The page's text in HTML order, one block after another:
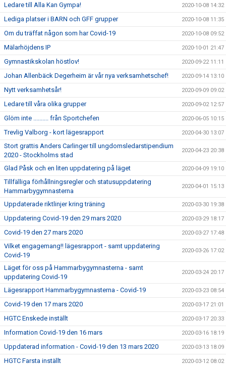
Ledare till Alla Kan Gympa! 2020-10-08 14:32
Lediga platser i BARN och GFF grupper 2020-10-08 11:35
Om du träffat någon som har Covid-19 2020-10-08 09:52
Mälarhöjdens IP 2020-10-01 21:47
Gymnastikskolan höstlov! 2020-09-22 11:11
Johan Allenbäck Degerheim är vår nya verksamhetschef! 2020-09-14 13:10
Nytt verksamhetsår! 2020-09-09 09:02
Ledare till våra olika grupper 2020-09-02 12:57
Glöm inte .......... från Sportchefen 2020-06-05 10:15
Trevlig Valborg - kort lägesrapport 2020-04-30 13:07
Stort grattis Anders Carlinger till ungdomsledarstipendium
2020 - Stockholms stad
2020-04-23 20:38
Glad Påsk och en liten uppdatering på läget 2020-04-09 19:10
Tillfälliga förhållningsregler och statusuppdatering
Hammarbygymnasterna
2020-04-01 15:13
Uppdaterade riktlinjer kring träning 2020-03-30 19:38
Uppdatering Covid-19 den 29 mars 2020 2020-03-29 18:17
Covid-19 den 27 mars 2020 2020-03-27 17:48
Vilket engagemang!! lägesrapport - samt uppdatering
Covid-19
2020-03-26 17:02
Läget för oss på Hammarbygymnasterna - samt
uppdatering Covid-19
2020-03-24 20:17
Lägesrapport Hammarbygymnasterna - Covid-19 2020-03-23 08:54
Covid-19 den 17 mars 2020 2020-03-17 21:01
HGTC Enskede inställt 2020-03-17 20:33
Information Covid-19 den 16 mars 2020-03-16 18:19
Uppdaterad information - Covid-19 den 13 mars 2020 2020-03-13 18:09
HGTC Farsta inställt 2020-03-12 08:02